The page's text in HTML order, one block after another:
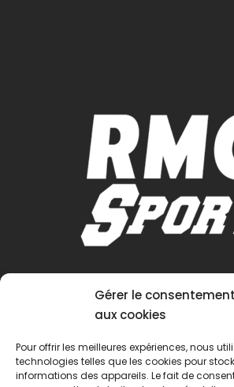
Gérer le consentement
aux cookies
Pour offrir les meilleures expériences, nous
technologies telles que les cookies pour
informations des appareils. Le fait de